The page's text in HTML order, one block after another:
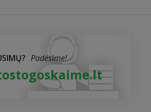
„Ėvė“
k., Kintų sen., LT-99050 Šilutės r.
Padėsime!